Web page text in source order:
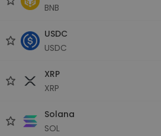
BNB
USDC
USDC
XRP
XRP
Solana
SOL